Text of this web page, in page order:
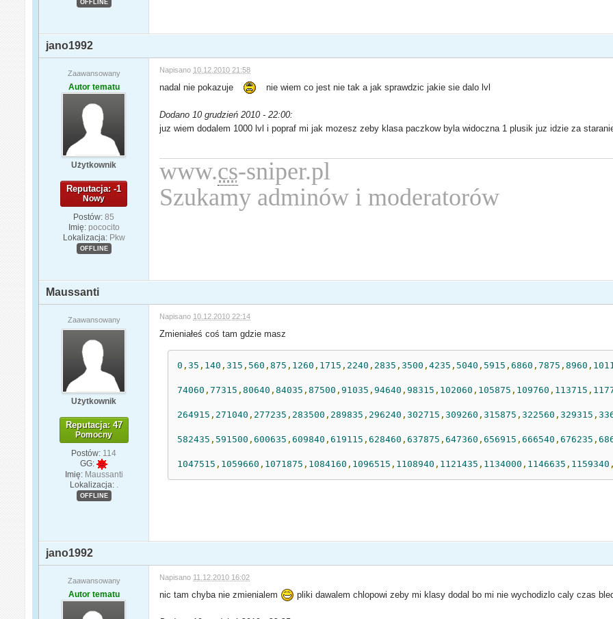
OFFLINE
jano1992
Zaawansowany
Autor tematu
Użytkownik
Reputacja: -1
Nowy
Postów: 85
Imię: pococito
Lokalizacja: Pkw
OFFLINE
Napisano 10.12.2010 21:58
nadal nie pokazuje nie wiem co jest nie tak a jak sprawdzic jakie sie dalo lvl
Dodano 10 grudzień 2010 - 22:00:
juz wiem dodalem 1000 lvl i popraf mi jak mozesz zeby klasa paczkow byla widoczna 1 plusik juz idzie za
www.cs-sniper.pl
Szukamy adminów i moderatorów
Maussanti
Zaawansowany
Użytkownik
Reputacja: 47
Pomocny
Postów: 114
GG:
Imię: Maussanti
Lokalizacja:
OFFLINE
Napisano 10.12.2010 22:14
Zmieniałeś coś tam gdzie masz
0 ,35 , 140 ,315 , 560 ,875 , 1260 , 1715 , 2240 , 2835 ,3500 ,4235 , 5040 , 5915 ,6860 ,7875 ,8960 ,
74060 ,77315 ,80640 ,84035 ,87500 ,91035 ,94640 ,98315 , 102060 , 105875 , 109760 , 113715 ,
264915 , 271040 , 277235 , 283500 , 289835 , 296240 ,302715 ,309260 ,315875 ,322560 ,329315 ,
582435 , 591500 ,600635 ,609840 ,619115 ,628460 ,637875 ,647360 ,656915 ,666540 ,676235 ,
1047515 , 1059660 , 1071875 , 1084160 , 1096515 , 1108940 , 1121435 , 1134000 , 1146635 , 1159340
jano1992
Zaawansowany
Autor tematu
Napisano 11.12.2010 16:02
nic tam chyba nie zmienialem pliki dawalem chlopowi zeby mi klasy dodal bo mi nie wychodizlo caly czas